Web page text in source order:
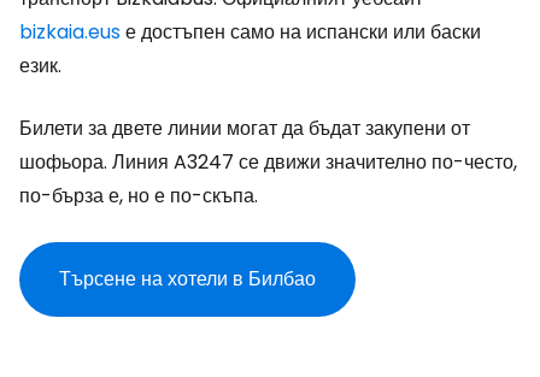
bizkaia.eusе достъпен само на испански или баски
език.
Билети за двете линии могат да бъдат закупени от
шофьора. Линия A3247 се движи значително по-често,
по-бърза е, но е по-скъпа.
Търсене на хотели в Билбао